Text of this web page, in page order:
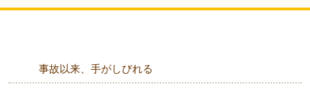
事故以来、手がしびれる